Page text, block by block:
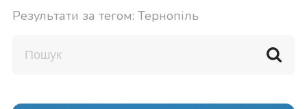
Результати за тегом: Тернопіль